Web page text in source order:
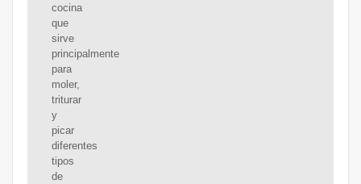
cocina
que
sirve
principalmente
para
moler,
triturar
y
picar
diferentes
tipos
de